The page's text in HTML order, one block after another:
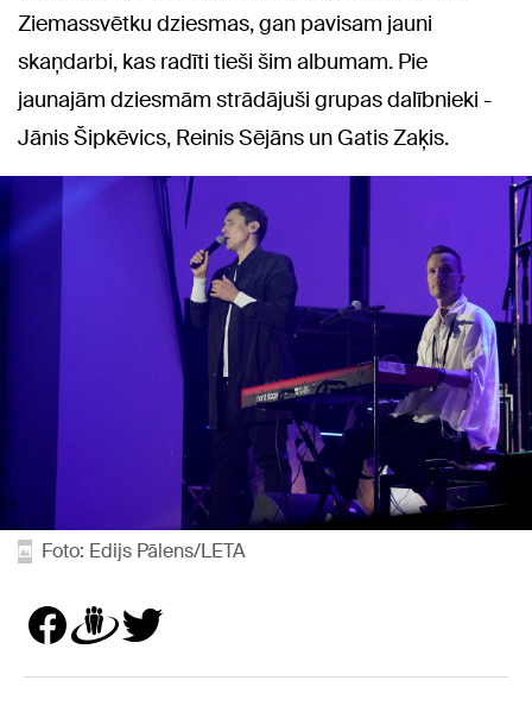
Ziemassvētku dziesmas, gan pavisam jauni
skaņdarbi, kas radīti tieši šim albumam. Pie
jaunajām dziesmām strādājuši grupas dalībnieki -
Jānis Šipkēvics, Reinis Sējāns un Gatis Zaķis.
Foto: Edijs Pālens/LETA